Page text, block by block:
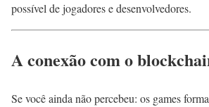
possível de jogadores e desenvolvedores.
A conexão com o
Se você ainda não percebeu: os games